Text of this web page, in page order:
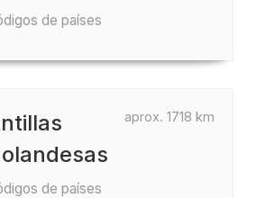
de países
aprox. 1718 km
de países